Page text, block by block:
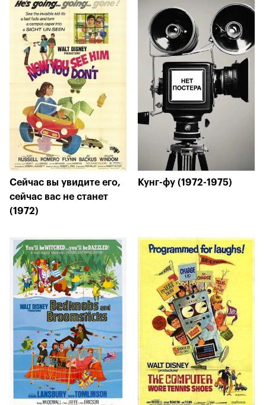
Сейчас вы увидите его,
сейчас вас не станет
(1972)
Кунг-фу (1972-1975)